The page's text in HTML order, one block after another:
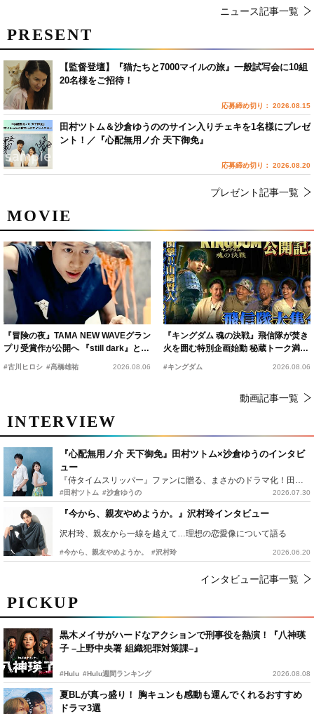
ニュース記事一覧
PICKUP
黒木メイサがハードなアクションで刑事役を熱演！『八神瑛
子 –上野中央署 組織犯罪対策課–』
#Hulu #Hulu週間ランキング 2026.08.08
夏BLが真っ盛り！ 胸キュンも感動も運んでくれるおすすめ
ドラマ3選
MOVIE
『冒険の夜』TAMA NEW WAVEグラン
プリ受賞作が公開へ 『still dark』と同
時上映決定
#古川ヒロシ #髙橋雄祐 2026.08.06
『キングダム 魂の決戦』飛信隊が焚き
火を囲む特別企画始動 秘蔵トーク満載
の“キングダムキャンプ”開催
#キングダム 2026.08.06
動画記事一覧
INTERVIEW
『心配無用ノ介 天下御免』田村ツトム×沙倉ゆうのインタビ
ュー
『侍タイムスリッパー』ファンに贈る、まさかのドラマ化！田村ツトム×沙倉ゆうのが語る『心配無用ノ介』撮影秘話
#田村ツトム #沙倉ゆうの 2026.07.30
『今から、親友やめようか。』沢村玲インタビュー
沢村玲、親友から一線を越えて…理想の恋愛像について語る
#今から、親友やめようか。 #沢村玲 2026.06.20
インタビュー記事一覧
PRESENT
【監督登壇】『猫たちと7000マイルの旅』一般試写会に10組
20名様をご招待！
応募締め切り： 2026.08.15
田村ツトム＆沙倉ゆうののサイン入りチェキを1名様にプレゼ
ント！／『心配無用ノ介 天下御免』
応募締め切り： 2026.08.20
プレゼント記事一覧